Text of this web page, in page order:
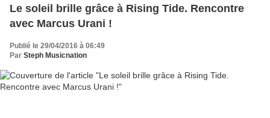
Le soleil brille grâce à Rising Tide. Rencontre
avec Marcus Urani !
Publié le 29/04/2016 à 06:49
Par Steph Musicnation